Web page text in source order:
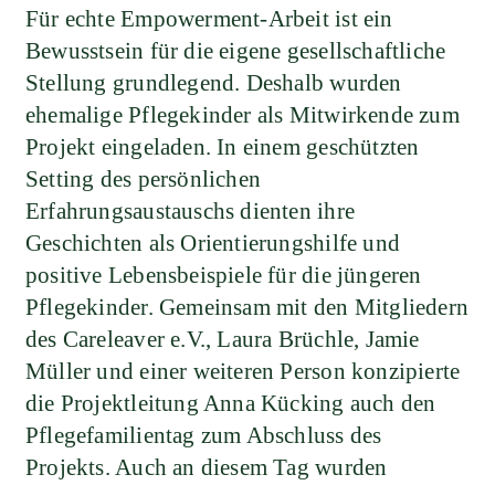
Für echte Empowerment-Arbeit ist ein
Bewusstsein für die eigene gesellschaftliche
Stellung grundlegend. Deshalb wurden
ehemalige Pflegekinder als Mitwirkende zum
Projekt eingeladen. In einem geschützten
Setting des persönlichen
Erfahrungsaustauschs dienten ihre
Geschichten als Orientierungshilfe und
positive Lebensbeispiele für die jüngeren
Pflegekinder. Gemeinsam mit den Mitgliedern
des Careleaver e.V., Laura Brüchle, Jamie
Müller und einer weiteren Person konzipierte
die Projektleitung Anna Kücking auch den
Pflegefamilientag zum Abschluss des
Projekts. Auch an diesem Tag wurden